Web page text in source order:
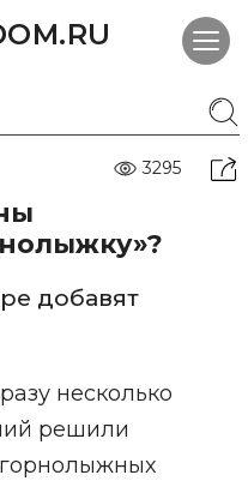
3295
добавят
несколько
решили